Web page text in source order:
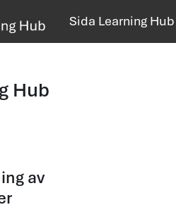
Sida Learning Hub
Hub
av